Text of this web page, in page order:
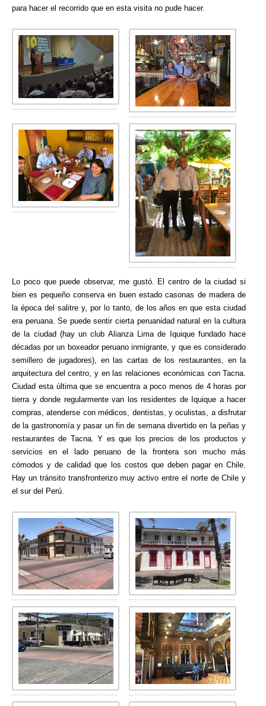
para hacer el recorrido que en esta visita no pude hacer.
Lo poco que puede observar, me gustó. El centro de la ciudad si
bien es pequeño conserva en buen estado casonas de madera de
la época del salitre y, por lo tanto, de los años en que esta ciudad
era peruana. Se puede sentir cierta peruanidad natural en la cultura
de la ciudad (hay un club Alianza Lima de Iquique fundado hace
décadas por un boxeador peruano inmigrante, y que es considerado
semillero de jugadores), en las cartas de los restaurantes, en la
arquitectura del centro, y en las relaciones económicas con Tacna.
Ciudad esta última que se encuentra a poco menos de 4 horas por
tierra y donde regularmente van los residentes de Iquique a hacer
compras, atenderse con médicos, dentistas, y oculistas, a disfrutar
de la gastronomía y pasar un fin de semana divertido en la peñas y
restaurantes de Tacna. Y es que los precios de los productos y
servicios en el lado peruano de la frontera son mucho más
cómodos y de calidad que los costos que deben pagar en Chile.
Hay un tránsito transfronterizo muy activo entre el norte de Chile y
el sur del Perú.